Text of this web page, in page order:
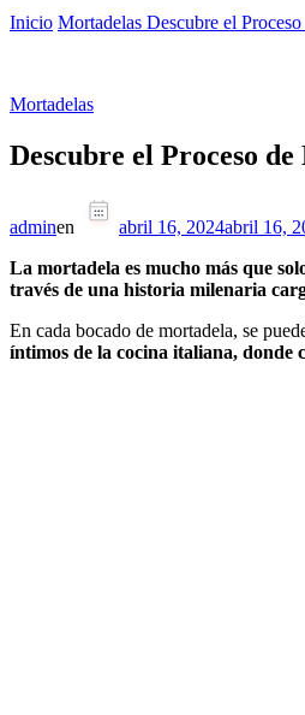
Inicio Mortadelas Descubre el
Mortadelas
Descubre el Proceso
adminen abril 16, 2024abril 16,
La mortadela es mucho más que
través de una historia milenaria
En cada bocado de mortadela, se
íntimos de la cocina italiana, donde